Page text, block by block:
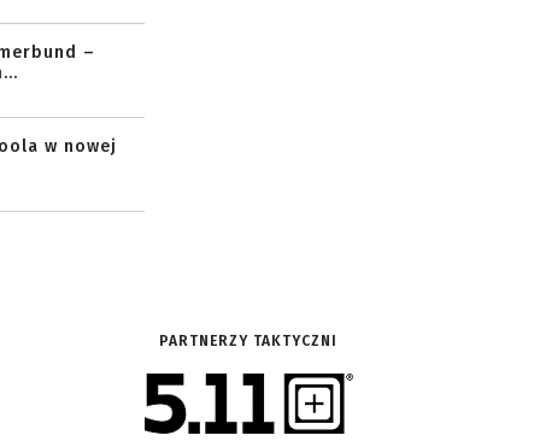
–
w nowej
PARTNERZY TAKTYCZNI